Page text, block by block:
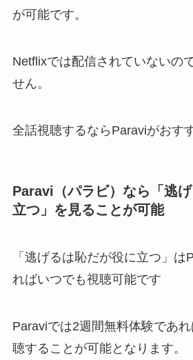
が可能です。
Netflixでは配信されていないの
せん。
全話視聴するならParaviがおす
Paravi（パラビ）なら「逃
立つ」を見ることが可能
「逃げるは恥だが役に立つ」
ればいつでも視聴可能です
Paraviでは2週間無料体験であ
聴することが可能となります。